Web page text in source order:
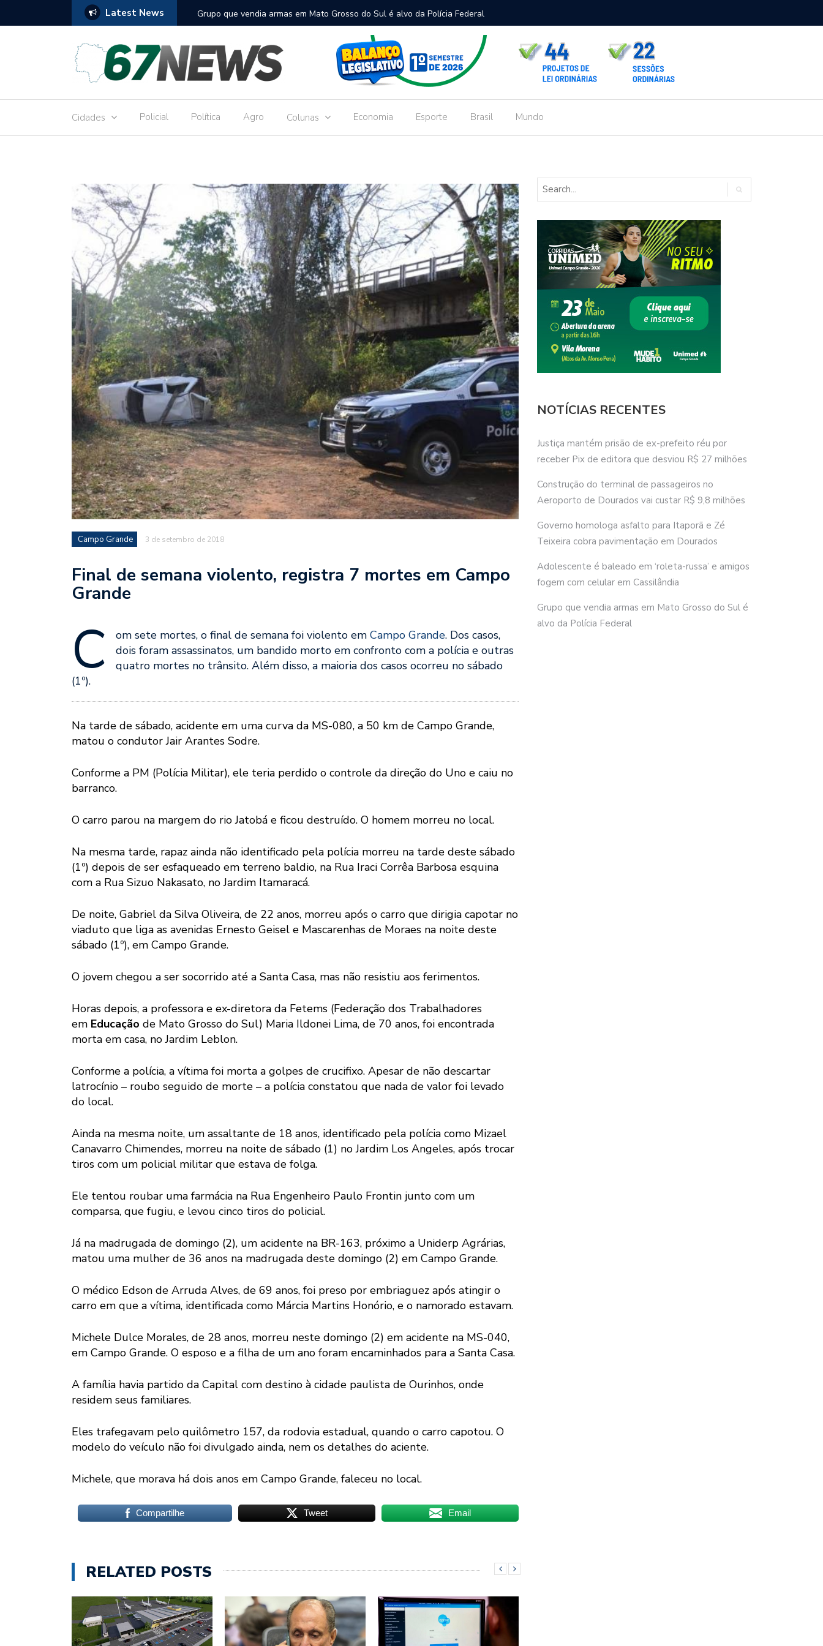
Latest News
do Sul é alvo da Polícia Federal Acidente entre ambulância, caminhonete e caminhão deixa 2 mortos na MS-156
implantação até outubro
Cidades Policial Política Agro Colunas Economia Esporte Brasil Mundo
Campo Grande 3 de setembro de 2018
Final de semana violento, registra 7 mortes em Campo
Grande
C om sete mortes, o final de semana foi violento em Campo Grande. Dos casos,
dois foram assassinatos, um bandido morto em confronto com a polícia e outras
quatro mortes no trânsito. Além disso, a maioria dos casos ocorreu no sábado
(1º).
Na tarde de sábado, acidente em uma curva da MS-080, a 50 km de Campo Grande,
matou o condutor Jair Arantes Sodre.
Conforme a PM (Polícia Militar), ele teria perdido o controle da direção do Uno e caiu no
barranco.
O carro parou na margem do rio Jatobá e ficou destruído. O homem morreu no local.
Na mesma tarde, rapaz ainda não identificado pela polícia morreu na tarde deste sábado
(1º) depois de ser esfaqueado em terreno baldio, na Rua Iraci Corrêa Barbosa esquina
com a Rua Sizuo Nakasato, no Jardim Itamaracá.
De noite, Gabriel da Silva Oliveira, de 22 anos, morreu após o carro que dirigia capotar no
viaduto que liga as avenidas Ernesto Geisel e Mascarenhas de Moraes na noite deste
sábado (1º), em Campo Grande.
O jovem chegou a ser socorrido até a Santa Casa, mas não resistiu aos ferimentos.
Horas depois, a professora e ex-diretora da Fetems (Federação dos Trabalhadores
em Educação de Mato Grosso do Sul) Maria Ildonei Lima, de 70 anos, foi encontrada
morta em casa, no Jardim Leblon.
Conforme a polícia, a vítima foi morta a golpes de crucifixo. Apesar de não descartar
latrocínio – roubo seguido de morte – a polícia constatou que nada de valor foi levado
do local.
Ainda na mesma noite, um assaltante de 18 anos, identificado pela polícia como Mizael
Canavarro Chimendes, morreu na noite de sábado (1) no Jardim Los Angeles, após trocar
tiros com um policial militar que estava de folga.
Ele tentou roubar uma farmácia na Rua Engenheiro Paulo Frontin junto com um
comparsa, que fugiu, e levou cinco tiros do policial.
Já na madrugada de domingo (2), um acidente na BR-163, próximo a Uniderp Agrárias,
matou uma mulher de 36 anos na madrugada deste domingo (2) em Campo Grande.
O médico Edson de Arruda Alves, de 69 anos, foi preso por embriaguez após atingir o
carro em que a vítima, identificada como Márcia Martins Honório, e o namorado estavam.
Michele Dulce Morales, de 28 anos, morreu neste domingo (2) em acidente na MS-040,
em Campo Grande. O esposo e a filha de um ano foram encaminhados para a Santa Casa.
A família havia partido da Capital com destino à cidade paulista de Ourinhos, onde
residem seus familiares.
Eles trafegavam pelo quilômetro 157, da rodovia estadual, quando o carro capotou. O
modelo do veículo não foi divulgado ainda, nem os detalhes do aciente.
Michele, que morava há dois anos em Campo Grande, faleceu no local.
Compartilhe Tweet Email
RELATED POSTS
NOTÍCIAS RECENTES
Justiça mantém prisão de ex-prefeito réu por
receber Pix de editora que desviou R$ 27 milhões
Construção do terminal de passageiros no
Aeroporto de Dourados vai custar R$ 9,8 milhões
Governo homologa asfalto para Itaporã e Zé
Teixeira cobra pavimentação em Dourados
Adolescente é baleado em ‘roleta-russa’ e amigos
fogem com celular em Cassilândia
Grupo que vendia armas em Mato Grosso do Sul é
alvo da Polícia Federal